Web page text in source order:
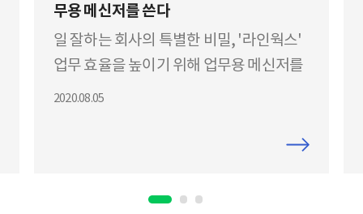
무용 메신저를 쓴다
일 잘하는 회사의 특별한 비밀, '라인웍스'
업무 효율을 높이기 위해 업무용 메신저를
사용해야만 하는 이유를 소개드립니다!
2020.08.05